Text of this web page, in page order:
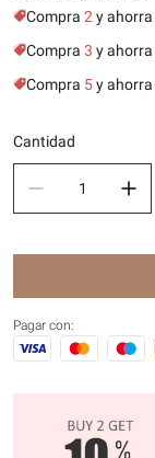
Compra 2 y ahorra
Compra 3 y ahorra
Compra 5y ahorra
Cantidad
Pagar con: